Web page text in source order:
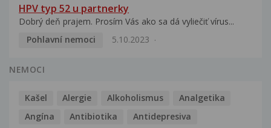
HPV typ 52 u partnerky
Dobrý deň prajem. Prosím Vás ako sa dá vyliečiť vírus...
Pohlavní nemoci
5.10.2023
NEMOCI
Kašel Alergie Alkoholismus
Analgetika
Angína
Antibiotika
Antidepresiva